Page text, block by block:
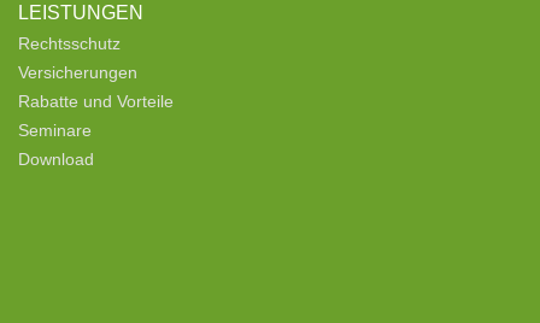
LEISTUNGEN
Rechtsschutz
Versicherungen
Rabatte und Vorteile
Seminare
Download